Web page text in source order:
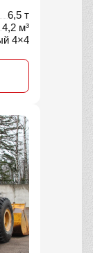
6,5 т
4,2 м³
4×4